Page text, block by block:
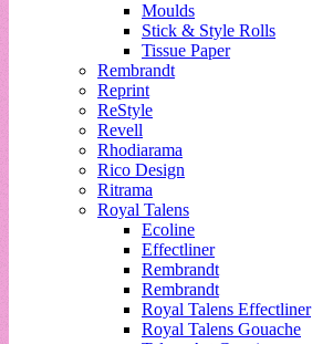
Moulds
Stick & Style Rolls
Tissue Paper
Rembrandt
Reprint
ReStyle
Revell
Rhodiarama
Rico Design
Ritrama
Royal Talens
Ecoline
Effectliner
Rembrandt
Rembrandt
Royal Talens Effectliner
Royal Talens Gouache